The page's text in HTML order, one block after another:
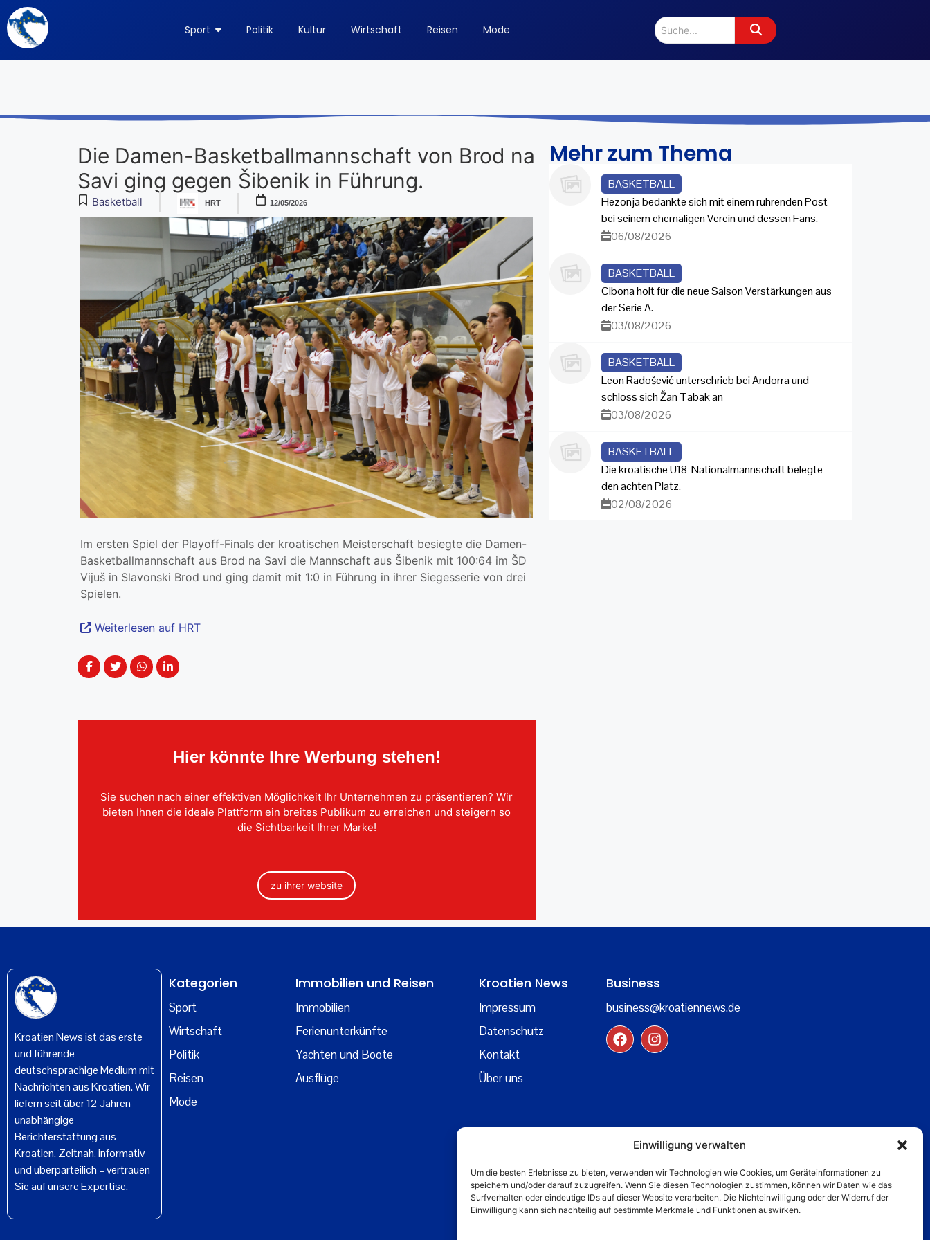
Einwilligung verwalten
Um die besten Erlebnisse zu bieten, verwenden wir Technologien wie Cookies, um Geräteinformationen zu
speichern und/oder darauf zuzugreifen. Wenn Sie diesen Technologien zustimmen, können wir Daten wie das
Surfverhalten oder eindeutige IDs auf dieser Website verarbeiten. Die Nichteinwilligung oder der Widerruf der
Einwilligung kann sich nachteilig auf bestimmte Merkmale und Funktionen auswirken.
Sport Politik Kultur Wirtschaft Reisen Mode
Die Damen-Basketballmannschaft von Brod na
Savi ging gegen Šibenik in Führung.
Basketball HRT 12/05/2026
Im ersten Spiel der Playoff-Finals der kroatischen Meisterschaft besiegte die Damen-
Basketballmannschaft aus Brod na Savi die Mannschaft aus Šibenik mit 100:64 im ŠD
Vijuš in Slavonski Brod und ging damit mit 1:0 in Führung in ihrer Siegesserie von drei
Spielen.
Weiterlesen auf HRT
Hier könnte Ihre Werbung stehen!
Sie suchen nach einer effektiven Möglichkeit Ihr Unternehmen zu präsentieren? Wir
bieten Ihnen die ideale Plattform ein breites Publikum zu erreichen und steigern so
die Sichtbarkeit Ihrer Marke!
zu ihrer website
Mehr zum Thema
BASKETBALL
Hezonja bedankte sich mit einem rührenden Post
bei seinem ehemaligen Verein und dessen Fans.
06/08/2026
BASKETBALL
Cibona holt für die neue Saison Verstärkungen aus
der Serie A.
03/08/2026
BASKETBALL
Leon Radošević unterschrieb bei Andorra und
schloss sich Žan Tabak an
03/08/2026
BASKETBALL
Die kroatische U18-Nationalmannschaft belegte
den achten Platz.
02/08/2026
Kroatien News ist das erste
und führende
deutschsprachige Medium mit
Nachrichten aus Kroatien. Wir
liefern seit über 12 Jahren
unabhängige
Berichterstattung aus
Kroatien. Zeitnah, informativ
und überparteilich – vertrauen
Sie auf unsere Expertise.
Kategorien
Sport
Wirtschaft
Politik
Reisen
Mode
Immobilien und Reisen
Immobilien
Ferienunterkünfte
Yachten und Boote
Ausflüge
Kroatien News
Impressum
Datenschutz
Kontakt
Über uns
Business
business@kroatiennews.de